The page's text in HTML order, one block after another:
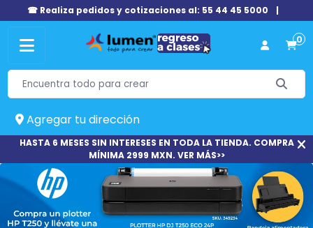
☎ Realiza pedidos y cotizaciones al: 55 44 45 5000 |
0
Agregar tu dirección
HASTA 6 MESES SIN INTERESES EN TODA LA TIENDA. COMPRA
MÍNIMA 2999 MXN. VER MÁS>>